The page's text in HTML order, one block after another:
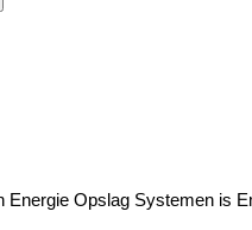
Energie Opslag Systemen is